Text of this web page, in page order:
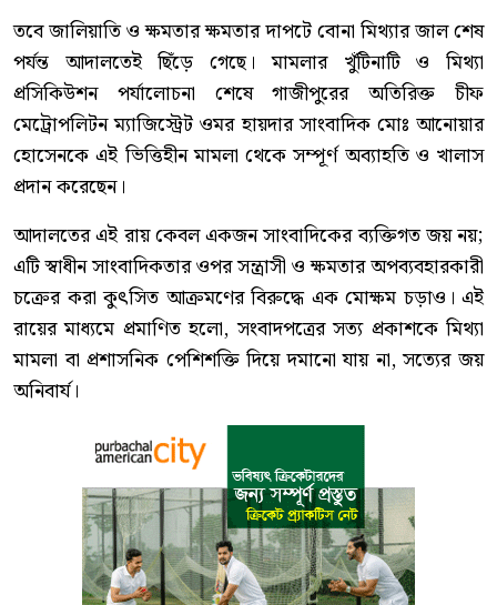
তবে জালিয়াতি ও ক্ষমতার ক্ষমতার দাপটে বোনা মিথ্যার জাল শেষ
পর্যন্ত আদালতেই ছিঁড়ে গেছে। মামলার খুঁটিনাটি ও মিথ্যা
প্রসিকিউশন পর্যালোচনা শেষে গাজীপুরের অতিরিক্ত চীফ
মেট্রোপলিটন ম্যাজিস্ট্রেট ওমর হায়দার সাংবাদিক মোঃ আনোয়ার
হোসেনকে এই ভিত্তিহীন মামলা থেকে সম্পূর্ণ অব্যাহতি ও খালাস
প্রদান করেছেন।
আদালতের এই রায় কেবল একজন সাংবাদিকের ব্যক্তিগত জয় নয়;
এটি স্বাধীন সাংবাদিকতার ওপর সন্ত্রাসী ও ক্ষমতার অপব্যবহারকারী
চক্রের করা কুৎসিত আক্রমণের বিরুদ্ধে এক মোক্ষম চড়াও। এই
রায়ের মাধ্যমে প্রমাণিত হলো, সংবাদপত্রের সত্য প্রকাশকে মিথ্যা
মামলা বা প্রশাসনিক পেশিশক্তি দিয়ে দমানো যায় না, সত্যের জয়
অনিবার্য।